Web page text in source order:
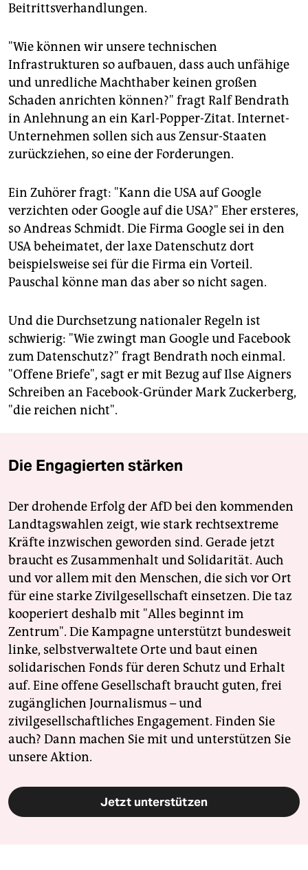
Beitrittsverhandlungen.
"Wie können wir unsere technischen
Infrastrukturen so aufbauen, dass auch unfähige
und unredliche Machthaber keinen großen
Schaden anrichten können?" fragt Ralf Bendrath
in Anlehnung an ein Karl-Popper-Zitat. Internet-
Unternehmen sollen sich aus Zensur-Staaten
zurückziehen, so eine der Forderungen.
Ein Zuhörer fragt: "Kann die USA auf Google
verzichten oder Google auf die USA?" Eher ersteres,
so Andreas Schmidt. Die Firma Google sei in den
USA beheimatet, der laxe Datenschutz dort
beispielsweise sei für die Firma ein Vorteil.
Pauschal könne man das aber so nicht sagen.
Und die Durchsetzung nationaler Regeln ist
schwierig: "Wie zwingt man Google und Facebook
zum Datenschutz?" fragt Bendrath noch einmal.
"Offene Briefe", sagt er mit Bezug auf Ilse Aigners
Schreiben an Facebook-Gründer Mark Zuckerberg,
"die reichen nicht".
Die Engagierten stärken
Der drohende Erfolg der AfD bei den kommenden
Landtagswahlen zeigt, wie stark rechtsextreme
Kräfte inzwischen geworden sind. Gerade jetzt
braucht es Zusammenhalt und Solidarität. Auch
und vor allem mit den Menschen, die sich vor Ort
für eine starke Zivilgesellschaft einsetzen. Die taz
kooperiert deshalb mit "Alles beginnt im
Zentrum". Die Kampagne unterstützt bundesweit
linke, selbstverwaltete Orte und baut einen
solidarischen Fonds für deren Schutz und Erhalt
auf. Eine offene Gesellschaft braucht guten, frei
zugänglichen Journalismus – und
zivilgesellschaftliches Engagement. Finden Sie
auch? Dann machen Sie mit und unterstützen Sie
unsere Aktion.
Jetzt unterstützen